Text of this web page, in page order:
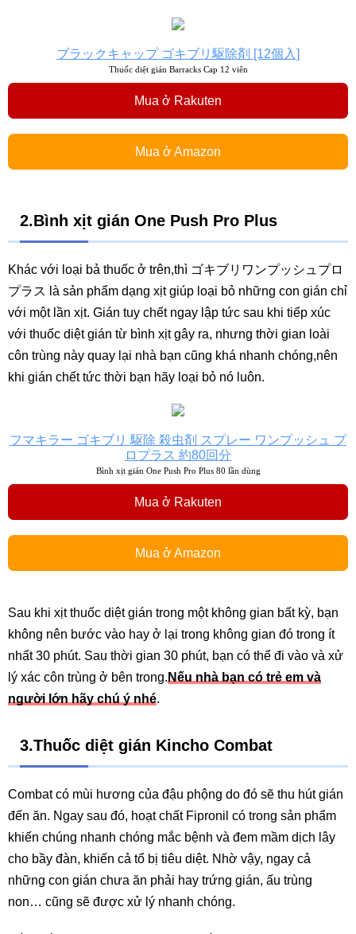
ブラックキャップ ゴキブリ駆除剤 [12個入]
Thuốc diệt gián Barracks Cap 12 viên
Mua ở Rakuten
Mua ở Amazon
2.Bình xịt gián One Push Pro Plus
Khác với loại bả thuốc ở trên,thì ゴキブリワンプッシュプロ
プラス là sản phẩm dạng xịt giúp loại bỏ những con gián chỉ
với một lần xịt. Gián tuy chết ngay lập tức sau khi tiếp xúc
với thuốc diệt gián từ bình xịt gây ra, nhưng thời gian loài
côn trùng này quay lại nhà bạn cũng khá nhanh chóng,nên
khi gián chết tức thời bạn hãy loại bỏ nó luôn.
フマキラー ゴキブリ 駆除 殺虫剤 スプレー ワンプッシュ プ
ロプラス 約80回分
Bình xịt gián One Push Pro Plus 80 lần dùng
Mua ở Rakuten
Mua ở Amazon
Sau khi xịt thuốc diệt gián trong một không gian bất kỳ, bạn
không nên bước vào hay ở lại trong không gian đó trong ít
nhất 30 phút. Sau thời gian 30 phút, bạn có thể đi vào và xử
lý xác côn trùng ở bên trong. Nếu nhà bạn có trẻ em và
người lớn hãy chú ý nhé.
3.Thuốc diệt gián Kincho Combat
Combat có mùi hương của đậu phộng do đó sẽ thu hút gián
đến ăn. Ngay sau đó, hoạt chất Fipronil có trong sản phẩm
khiến chúng nhanh chóng mắc bệnh và đem mầm dịch lây
cho bầy đàn, khiến cả tổ bị tiêu diệt. Nhờ vậy, ngay cả
những con gián chưa ăn phải hay trứng gián, ấu trùng
non… cũng sẽ được xử lý nhanh chóng.